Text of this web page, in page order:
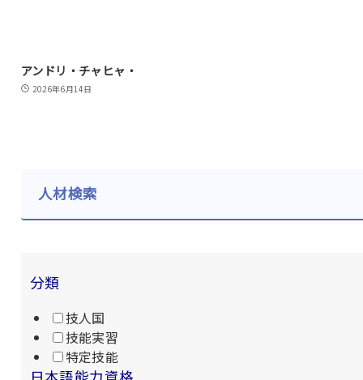
アンドリ・チャヒャ・
2026年6月14日
人材検索
分類
技人国
技能実習
特定技能